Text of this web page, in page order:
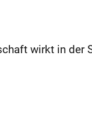
wirkt in der